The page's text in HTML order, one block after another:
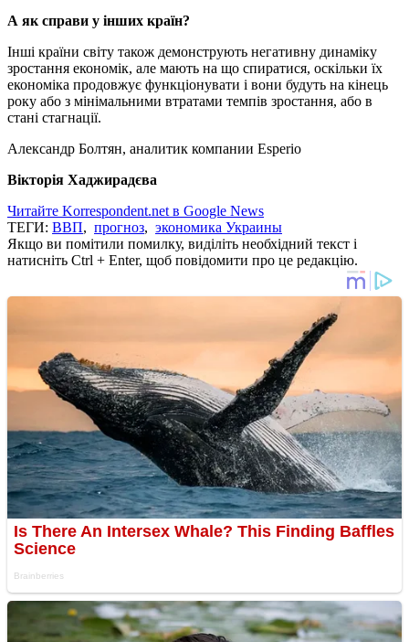
А як справи у інших країн?
Інші країни світу також демонструють негативну динаміку
зростання економік, але мають на що спиратися, оскільки їх
економіка продовжує функціонувати і вони будуть на кінець
року або з мінімальними втратами темпів зростання, або в
стані стагнації.
Александр Болтян, аналитик компании Esperio
Вікторія Хаджирадєва
Читайте Korrespondent.net в Google News
ТЕГИ: ВВП, прогноз, экономика Украины
Якщо ви помітили помилку, виділіть необхідний текст і
натисніть Ctrl + Enter, щоб повідомити про це редакцію.